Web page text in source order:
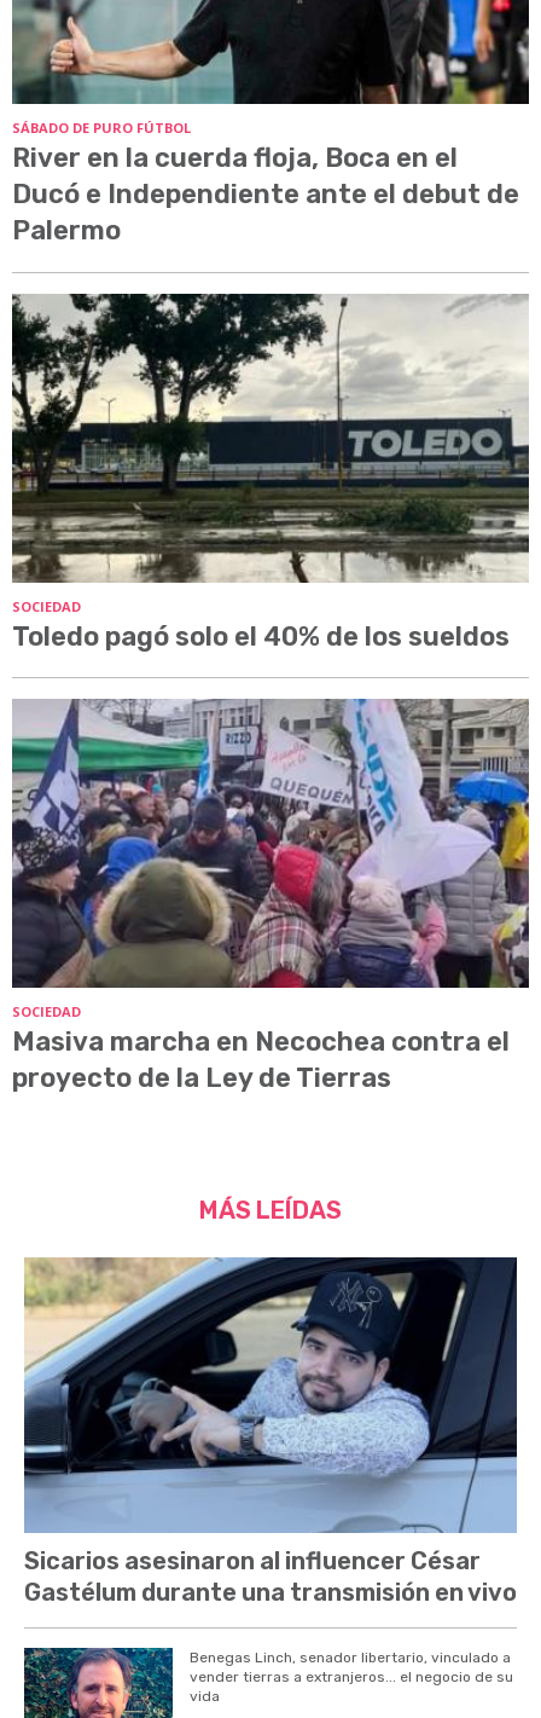
SÁBADO DE PURO FÚTBOL
River en la cuerda floja, Boca en el
Ducó e Independiente ante el debut de
Palermo
SOCIEDAD
Toledo pagó solo el 40% de los sueldos
SOCIEDAD
Masiva marcha en Necochea contra el
proyecto de la Ley de Tierras
MÁS LEÍDAS
Sicarios asesinaron al influencer César
Gastélum durante una transmisión en vivo
Benegas Linch, senador libertario, vinculado a
vender tierras a extranjeros... el negocio de su
vida